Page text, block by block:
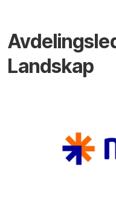
Landskap